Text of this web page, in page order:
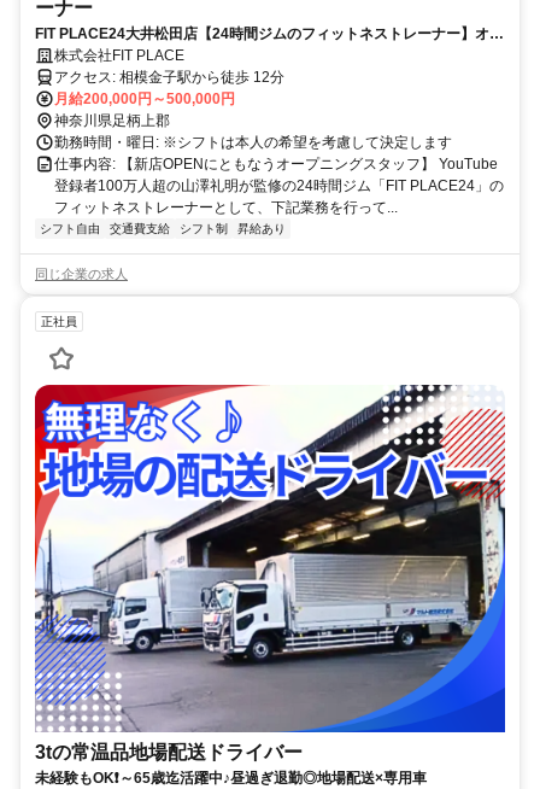
ーナー
FIT PLACE24大井松田店【24時間ジムのフィットネストレーナー】オー
プニングスタッフ／完全週休2日制／インセンティブあり／FIT
PLACE24の利用無料／フリーな働き方！
株式会社FIT PLACE
アクセス: 相模金子駅から徒歩 12分
月給200,000円～500,000円
神奈川県足柄上郡
勤務時間・曜日: ※シフトは本人の希望を考慮して決定します
仕事内容: 【新店OPENにともなうオープニングスタッフ】 YouTube
登録者100万人超の山澤礼明が監修の24時間ジム「FIT PLACE24」の
フィットネストレーナーとして、下記業務を行って...
シフト自由 交通費支給 シフト制 昇給あり
同じ企業の求人
正社員
3tの常温品地場配送ドライバー
未経験もOK❗～65歳迄活躍中♪昼過ぎ退勤◎地場配送×専用車